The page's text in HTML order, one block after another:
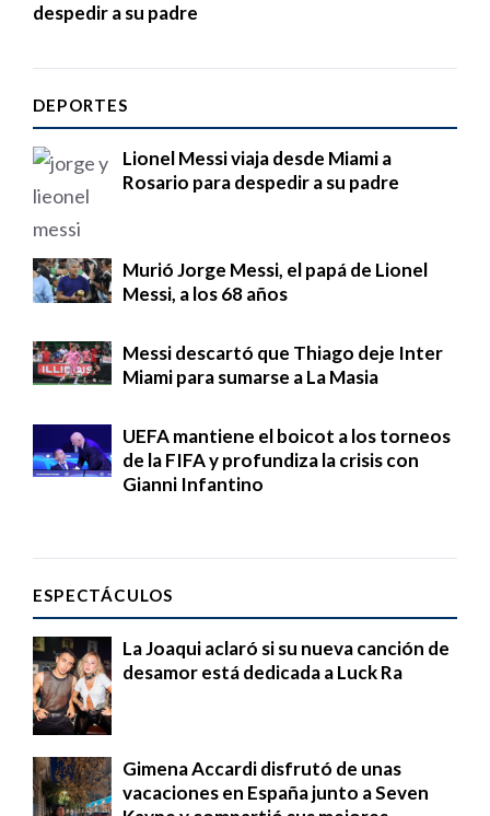
despedir a su padre
DEPORTES
Lionel Messi viaja desde Miami a
Rosario para despedir a su padre
Murió Jorge Messi, el papá de Lionel
Messi, a los 68 años
Messi descartó que Thiago deje Inter
Miami para sumarse a La Masia
UEFA mantiene el boicot a los torneos
de la FIFA y profundiza la crisis con
Gianni Infantino
ESPECTÁCULOS
La Joaqui aclaró si su nueva canción de
desamor está dedicada a Luck Ra
Gimena Accardi disfrutó de unas
vacaciones en España junto a Seven